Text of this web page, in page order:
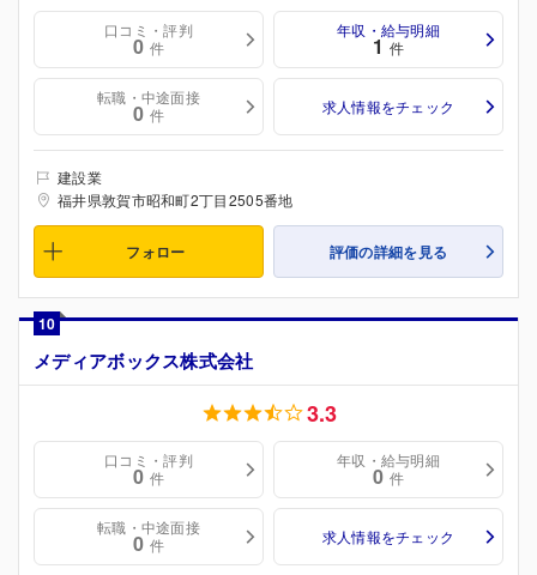
口コミ・評判
0 件
年収・給与明細
1 件
転職・中途面接
0 件 求人情報をチェック
建設業
福井県敦賀市昭和町2丁目2505番地
フォロー 評価の詳細を見る
10
メディアボックス株式会社
3.3
口コミ・評判
0 件
年収・給与明細
0 件
転職・中途面接
0 件 求人情報をチェック